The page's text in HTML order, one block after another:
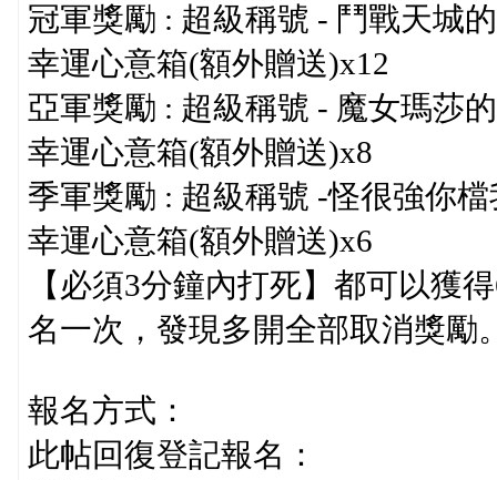
冠軍獎勵 : 超級稱號 - 鬥戰天城
幸運心意箱(額外贈送)x12
亞軍獎勵 : 超級稱號 - 魔女瑪莎
幸運心意箱(額外贈送)x8
季軍獎勵 : 超級稱號 -怪很強你
幸運心意箱(額外贈送)x6
【必須3分鐘內打死】都可以獲
名一次，發現多開全部取消獎勵
報名方式：
此帖回復登記報名：